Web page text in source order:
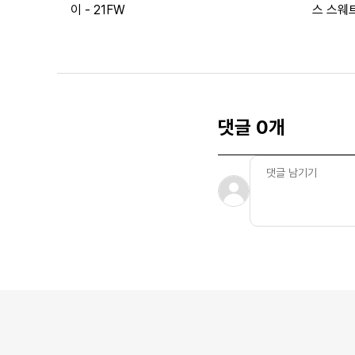
이 - 21FW
스 스웨
댓글 0개